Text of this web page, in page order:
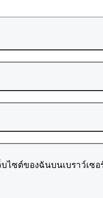
ไซต์ของฉันบนเบราว์เซ